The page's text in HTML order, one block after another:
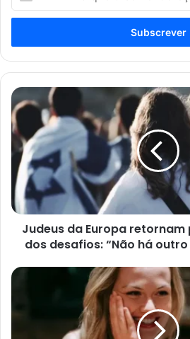
seu
de
email
Judeus
da
Europa
retornam
para
Israel
apesar
dos
desafios:
“Não
lugar
Judeus da Europa
dos desafios: “Não há
Que